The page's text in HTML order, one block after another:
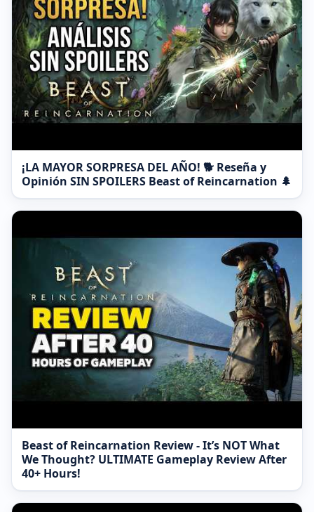
¡LA MAYOR SORPRESA DEL AÑO! 🐕 Reseña y
Opinión SIN SPOILERS Beast of Reincarnation 🌲
Beast of Reincarnation Review - It’s NOT What
We Thought? ULTIMATE Gameplay Review After
40+ Hours!